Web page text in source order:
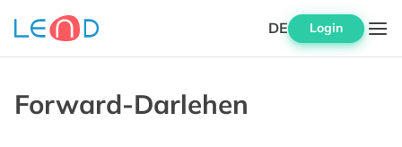
DE Login
Forward-Darlehen